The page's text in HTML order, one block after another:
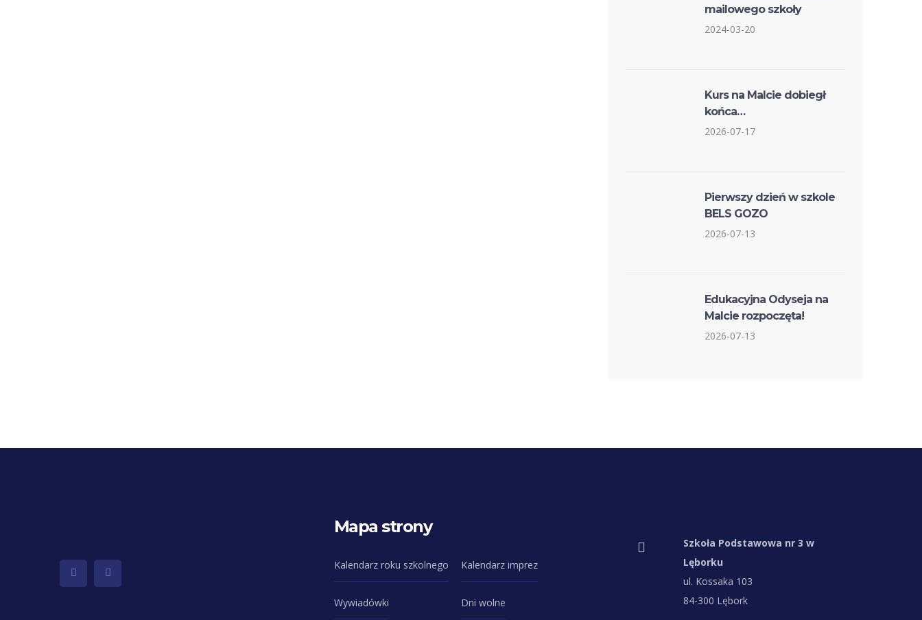
mailowego szkoły
2024-03-20
Kurs na Malcie dobiegł
końca…
2026-07-17
Pierwszy dzień w szkole
BELS GOZO
2026-07-13
Edukacyjna Odyseja na
Malcie rozpoczęta!
2026-07-13
Mapa strony
Kalendarz roku szkolnego Kalendarz imprez
Wywiadówki Dni wolne
Szkoła Podstawowa nr 3 w
Lęborku
ul. Kossaka 103
84-300 Lębork